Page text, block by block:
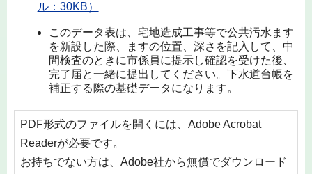
ル：30KB）
このデータ表は、宅地造成工事等で公共汚水ます
を新設した際、ますの位置、深さを記入して、中
間検査のときに市係員に提示し確認を受けた後、
完了届と一緒に提出してください。下水道台帳を
補正する際の基礎データになります。
PDF形式のファイルを開くには、Adobe Acrobat
Readerが必要です。
お持ちでない方は、Adobe社から無償でダウンロード